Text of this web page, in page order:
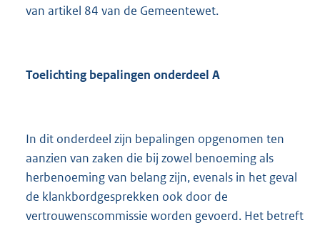
van artikel 84 van de Gemeentewet.
Toelichting bepalingen onderdeel A
In dit onderdeel zijn bepalingen opgenomen ten
aanzien van zaken die bij zowel benoeming als
herbenoeming van belang zijn, evenals in het geval
de klankbordgesprekken ook door de
vertrouwenscommissie worden gevoerd. Het betreft